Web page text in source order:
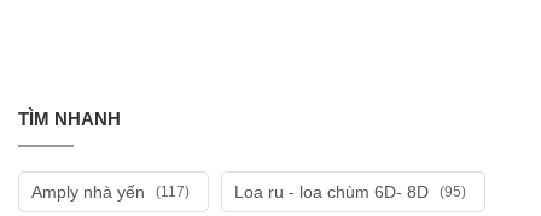
TÌM NHANH
Amply nhà yến (117) Loa ru - loa chùm 6D- 8D (95)